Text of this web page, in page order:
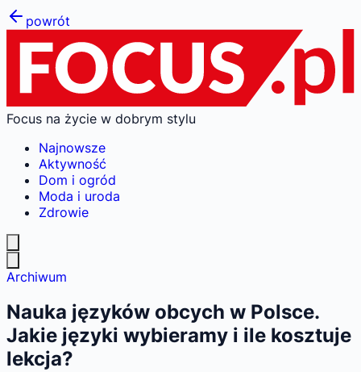
powrót
Focus na życie w dobrym stylu
Najnowsze
Aktywność
Dom i ogród
Moda i uroda
Zdrowie
Archiwum
Nauka języków obcych w Polsce.
Jakie języki wybieramy i ile kosztuje
lekcja?